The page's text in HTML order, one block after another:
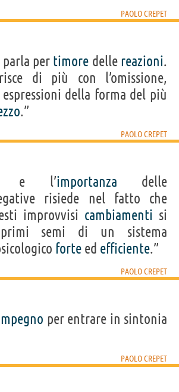
PAOLO CREPET
parla per timore delle reazioni.
di più con l’omissione,
della forma del più
.”
PAOLO CREPET
l’importanza delle
risiede nel fatto che
improvvisi cambiamenti si
semi di un sistema
forte ed efficiente.”
PAOLO CREPET
per entrare in sintonia
PAOLO CREPET